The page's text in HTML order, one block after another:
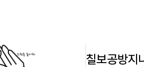
칠보공방지